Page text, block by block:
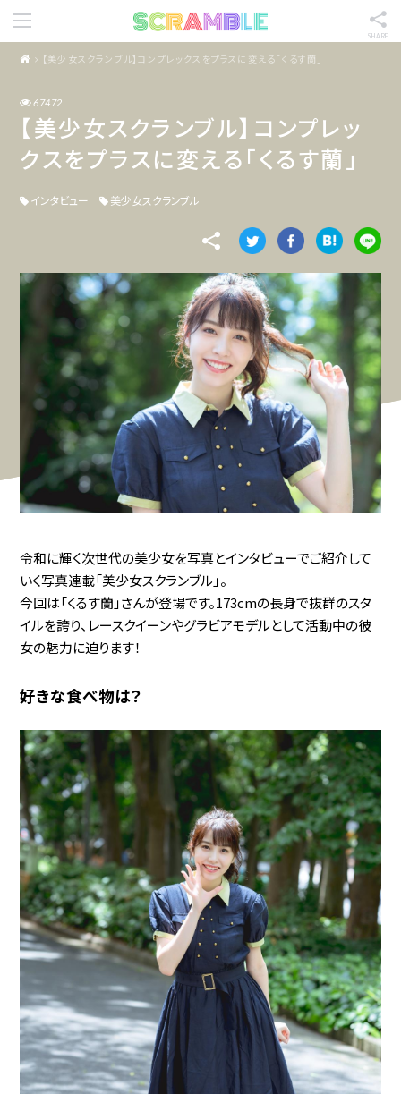
SHARE
【美少女スクランブル】コンプレックスをプラスに変える「くるす蘭」
67472
【美少女スクランブル】コンプレッ
クスをプラスに変える「くるす蘭」
インタビュー 美少女スクランブル
令和に輝く次世代の美少女を写真とインタビューでご紹介して
いく写真連載「美少女スクランブル」。
今回は「くるす蘭」さんが登場です。173cmの長身で抜群のスタ
イルを誇り、レースクイーンやグラビアモデルとして活動中の彼
女の魅力に迫ります！
好きな食べ物は？